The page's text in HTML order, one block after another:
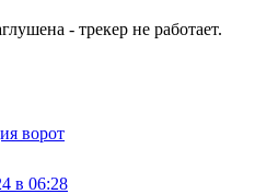
- трекер не работает.
ворот
в 06:28